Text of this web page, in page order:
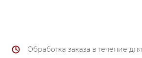
Обработка заказа в течение дня